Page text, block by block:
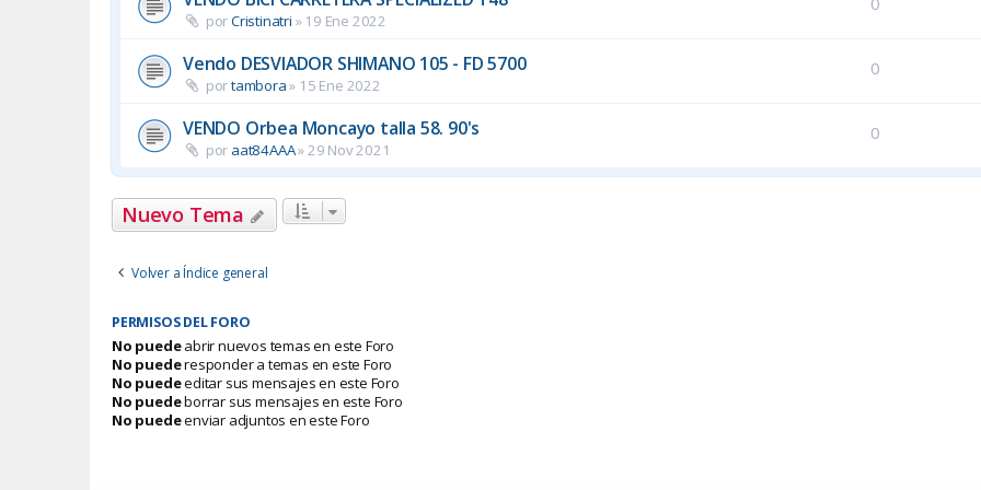
porCristinatri » 19 Ene 2022
Vendo DESVIADOR SHIMANO 105 - FD 5700
portambora» 15 Ene 2022
0
VENDO Orbea Moncayo talla 58. 90's
por aat84AAA»29 Nov 2021
0
Nuevo Tema
Volver a Índice general
PERMISOS DEL FORO
No puedeabrir nuevos temas en este Foro
No puederesponder a temas en este Foro
No puedeeditar sus mensajes en este Foro
No puedeborrar sus mensajes en este Foro
No puedeenviar adjuntos en este Foro